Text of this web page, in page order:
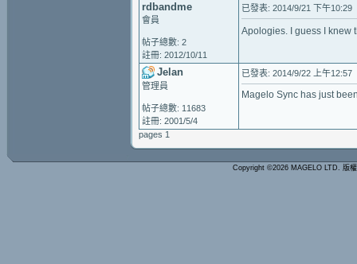
rdbandme
會員
帖子總數: 2
註冊: 2012/10/11
已發表: 2014/9/21 下午10:29
Apologies. I guess I knew
Jelan
管理員
帖子總數: 11683
註冊: 2001/5/4
已發表: 2014/9/22 上午12:57
Magelo Sync has just
pages 1
Copyright ©2026 MAGELO LTD. 版